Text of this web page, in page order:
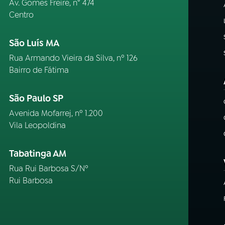
Av. Gomes Freire, n° 474
Centro
São Luís MA
Rua Armando Vieira da Silva, nº 126
Bairro de Fátima
São Paulo SP
Avenida Mofarrej, nº 1.200
Vila Leopoldina
Tabatinga AM
Rua Rui Barbosa S/Nº
Rui Barbosa